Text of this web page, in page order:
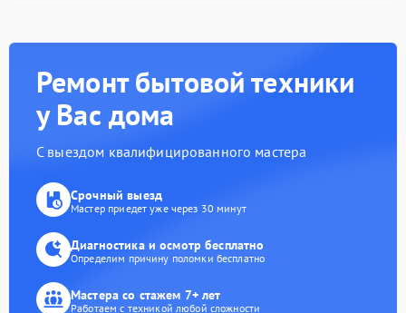
Ремонт бытовой техники
у Вас дома
С выездом квалифицированного мастера
Срочный выезд
Мастер приедет уже через 30 минут
Диагностика и осмотр бесплатно
Определим причину поломки бесплатно
Мастера со стажем 7+ лет
Работаем с техникой любой сложности